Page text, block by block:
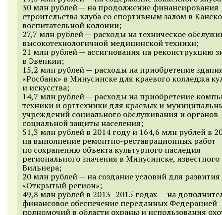
30 млн рублей — на продолжение финансирования
строительства клуба со спортивным залом в
воспитательной колонии;
27,7 млн рублей — расходы на техническое
высокотехнологичной медицинской техники;
21 млн рублей — ассигнования на реконструкцию
в Эвенкии;
15,2 млн рублей — расходы на приобретение
«Росбанк» в Минусинске для краевого колледжа
и искусства;
14,7 млн рублей — расходы на приобретение
техники и оргтехники для краевых и
учреждений социального обслуживания и органов
социальной защиты населения;
51,3 млн рублей в 2014 году и 164,6 млн рублей в
на выполнение ремонтно-реставрационных работ
по сохранению объекта культурного наследия
регионального значения в Минусинске,
Вильнера;
20 млн рублей — на создание условий для развития
«Открытый регион»;
49,8 млн рублей в 2013–2015 годах — на
финансовое обеспечение переданных Федерацией
полномочий в области охраны и использования